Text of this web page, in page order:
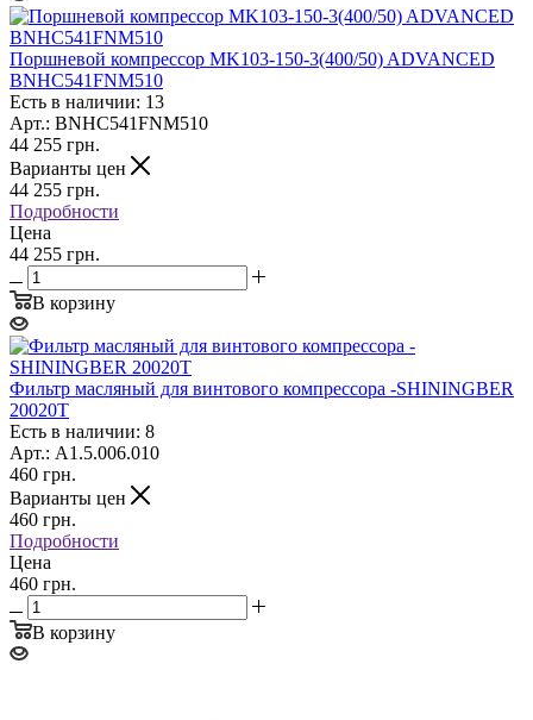
Поршневой компрессор MK103-150-3(400/50) ADVANCED
BNHC541FNM510
Есть в наличии: 13
Арт.: BNHC541FNM510
44 255 грн.
Варианты цен
44 255 грн.
Подробности
Цена
44 255 грн.
В корзину
Фильтр масляный для винтового компрессора -SHININGBER
20020T
Есть в наличии: 8
Арт.: A1.5.006.010
460 грн.
Варианты цен
460 грн.
Подробности
Цена
460 грн.
В корзину